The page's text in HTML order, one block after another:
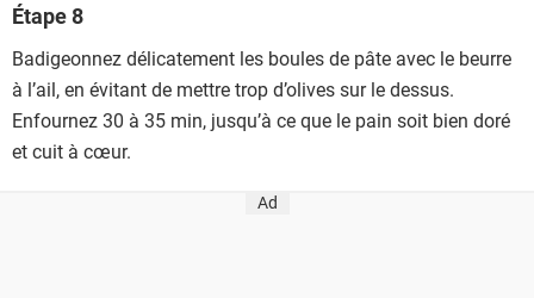
Étape 8
Badigeonnez délicatement les boules de pâte avec le beurre
à l’ail, en évitant de mettre trop d’olives sur le dessus.
Enfournez 30 à 35 min, jusqu’à ce que le pain soit bien doré
et cuit à cœur.
Ad